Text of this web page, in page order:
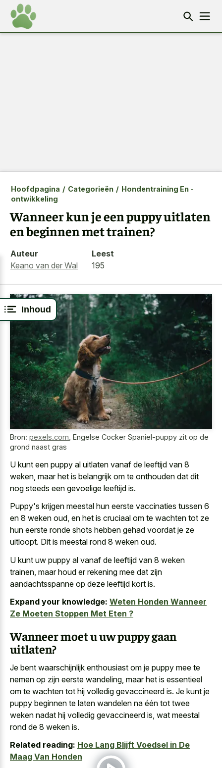
Inhoud
Hoofdpagina / Categorieën / Hondentraining En -
ontwikkeling
Wanneer kun je een puppy uitlaten
en beginnen met trainen?
Auteur
Keano van der Wal
Leest
195
Bron: pexels.com Engelse Cocker Spaniel-puppy zit op de
grond naast gras
U kunt een puppy al uitlaten vanaf de leeftijd van 8
weken, maar het is belangrijk om te onthouden dat dit
nog steeds een gevoelige leeftijd is.
Puppy's krijgen meestal hun eerste vaccinaties tussen 6
en 8 weken oud, en het is cruciaal om te wachten tot ze
hun eerste ronde shots hebben gehad voordat je ze
uitloopt. Dit is meestal rond 8 weken oud.
U kunt uw puppy al vanaf de leeftijd van 8 weken
trainen, maar houd er rekening mee dat zijn
aandachtsspanne op deze leeftijd kort is.
Expand your knowledge: Weten Honden Wanneer
Ze Moeten Stoppen Met Eten ?
Wanneer moet u uw puppy gaan
uitlaten?
Je bent waarschijnlijk enthousiast om je puppy mee te
nemen op zijn eerste wandeling, maar het is essentieel
om te wachten tot hij volledig gevaccineerd is. Je kunt je
puppy beginnen te laten wandelen na één tot twee
weken nadat hij volledig gevaccineerd is, wat meestal
rond de 8 weken is.
Related reading: Hoe Lang Blijft Voedsel in De
Maag Van Honden